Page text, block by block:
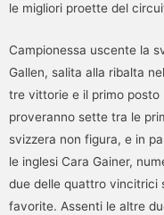
le migliori proette del
Campionessa uscente la
Gallen, salita alla ribalta
tre vittorie e il primo posto
proveranno sette tra le
svizzera non figura, e in
le inglesi Cara Gainer,
due delle quattro vincitrici
favorite. Assenti le altre